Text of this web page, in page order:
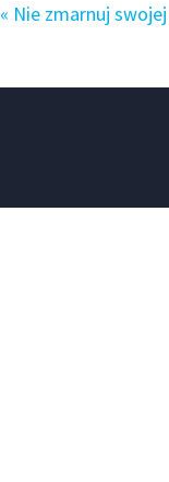
« Nie zmarnuj